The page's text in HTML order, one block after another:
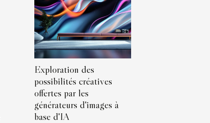
Exploration des
possibilités créatives
offertes par les
générateurs d'images à
base d'IA